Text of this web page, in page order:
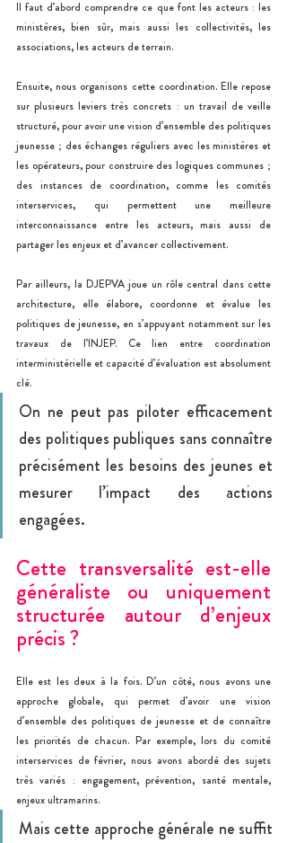
Il faut d’abord comprendre ce que font les acteurs : les
ministères, bien sûr, mais aussi les collectivités, les
associations, les acteurs de terrain.
Ensuite, nous organisons cette coordination. Elle repose
sur plusieurs leviers très concrets : un travail de veille
structuré, pour avoir une vision d’ensemble des politiques
jeunesse ; des échanges réguliers avec les ministères et
les opérateurs, pour construire des logiques communes ;
des instances de coordination, comme les comités
interservices, qui permettent une meilleure
interconnaissance entre les acteurs, mais aussi de
partager les enjeux et d’avancer collectivement.
Par ailleurs, la DJEPVA joue un rôle central dans cette
architecture, elle élabore, coordonne et évalue les
politiques de jeunesse, en s’appuyant notamment sur les
travaux de l’INJEP. Ce lien entre coordination
interministérielle et capacité d’évaluation est absolument
clé.
On ne peut pas piloter efficacement
des politiques publiques sans connaître
précisément les besoins des jeunes et
mesurer l’impact des actions
engagées.
Cette transversalité est-elle
généraliste ou uniquement
structurée autour d’enjeux
précis ?
Elle est les deux à la fois. D’un côté, nous avons une
approche globale, qui permet d’avoir une vision
d’ensemble des politiques de jeunesse et de connaître
les priorités de chacun. Par exemple, lors du comité
interservices de février, nous avons abordé des sujets
très variés : engagement, prévention, santé mentale,
enjeux ultramarins.
Mais cette approche générale ne suffit